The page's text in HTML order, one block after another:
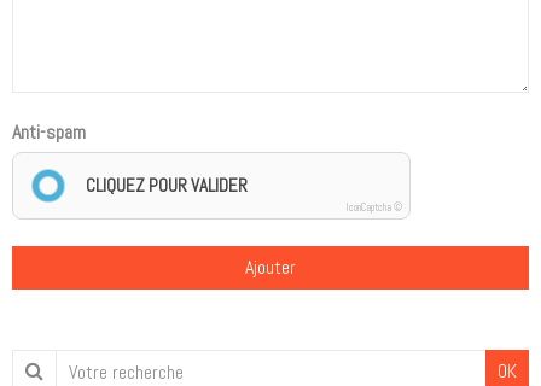
Anti-spam
CLIQUEZ POUR VALIDER
IconCaptcha ©
Ajouter
OK